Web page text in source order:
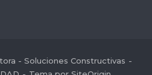
- Soluciones Constructivas